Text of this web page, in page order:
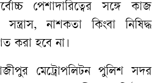
পেশাদারিত্বের সঙ্গে কাজ
নাশকতা কিংবা নিষিদ্ধ
করা হবে না।
মেট্রোপলিটন পুলিশ সদর